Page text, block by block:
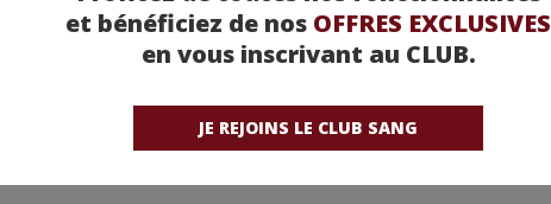
et bénéficiez de nos OFFRES EXCLUSIVES
en vous inscrivant au CLUB.
JE REJOINS LE CLUB SANG